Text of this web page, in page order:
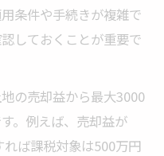
条件や手続きが複雑で
しておくことが重要で
の売却益から最大3000
。例えば、売却益が
ば課税対象は500万円